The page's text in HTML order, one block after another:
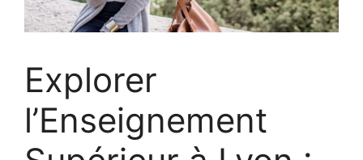
Explorer
l’Enseignement